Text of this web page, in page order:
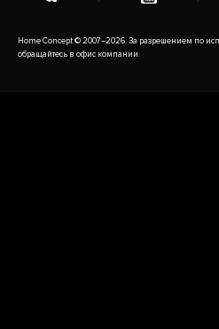
Home Concept © 2007–2026. За разрешением по
обращайтесь в офис компании.